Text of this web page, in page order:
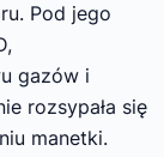
Pod jego
gazów i
rozsypała się
manetki.